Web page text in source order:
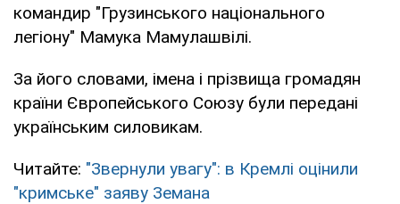
командир "Грузинського національного
легіону" Мамука Мамулашвілі.
За його словами, імена і прізвища громадян
країни Європейського Союзу були передані
українським силовикам.
Читайте: "Звернули увагу": в Кремлі оцінили
"кримське" заяву Земана